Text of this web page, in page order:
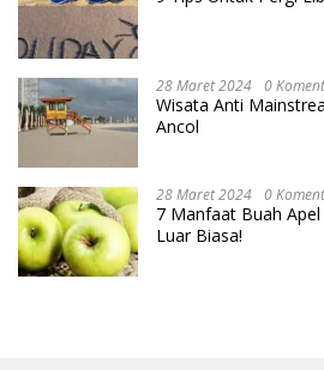
28 Maret 2024 0
Wisata Anti
Ancol
28 Maret 2024 0
7 Manfaat Buah
Luar Biasa!